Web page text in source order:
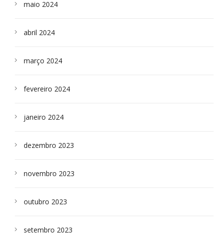
maio 2024
abril 2024
março 2024
fevereiro 2024
janeiro 2024
dezembro 2023
novembro 2023
outubro 2023
setembro 2023